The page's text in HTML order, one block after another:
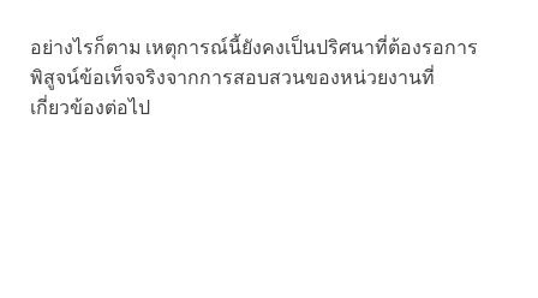
อย่างไรก็ตาม เหตุการณ์นี้ยังคงเป็นปริศนาที่ต้องรอการ
พิสูจน์ข้อเท็จจริงจากการสอบสวนของหน่วยงานที่
เกี่ยวข้องต่อไป